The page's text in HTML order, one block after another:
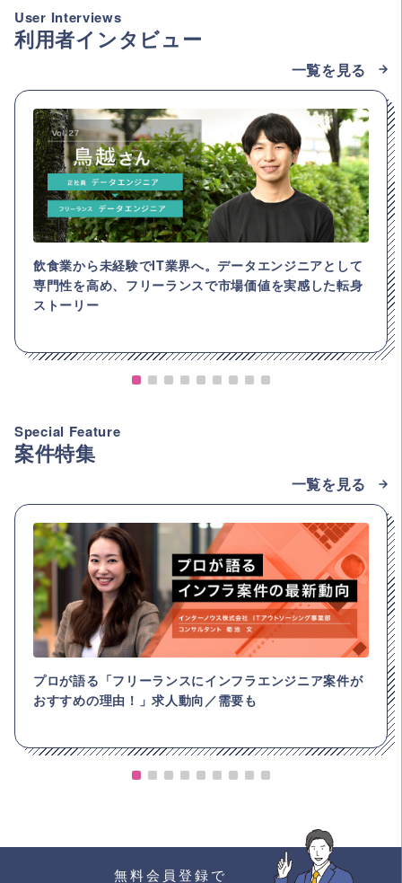
User Interviews
利用者インタビュー
一覧を見る
飲食業から未経験でIT業界へ。データエンジニアとして
専門性を高め、フリーランスで市場価値を実感した転身
ストーリー
Special Feature
案件特集
一覧を見る
プロが語る「フリーランスにインフラエンジニア案件が
おすすめの理由！」求人動向／需要も
無料会員登録で